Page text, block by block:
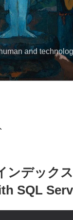
and
デック
SQL